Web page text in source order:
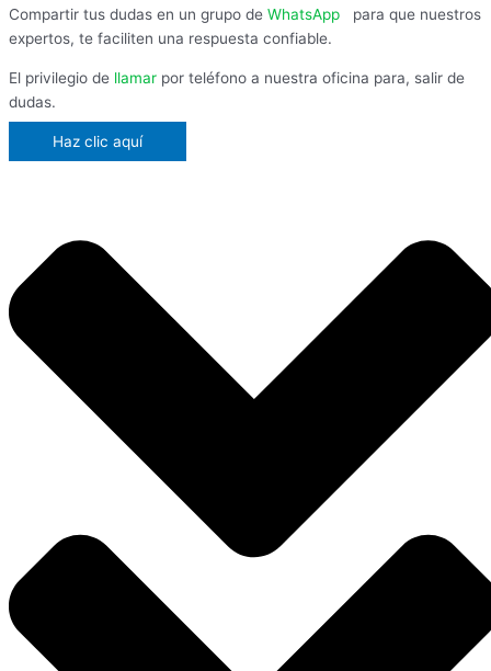
Compartir tus dudas en un grupo de WhatsApp
para que nuestros
expertos, te faciliten una respuesta confiable.
El privilegio de llamar por teléfono a nuestra oficina para, salir de
dudas.
Haz clic aquí